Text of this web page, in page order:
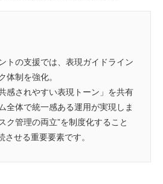
トの支援では、表現ガイドライン
体制を強化。
感されやすい表現トーン」を共有
全体で統一感ある運用が実現しま
ク管理の両立”を制度化すること
させる重要要素です。